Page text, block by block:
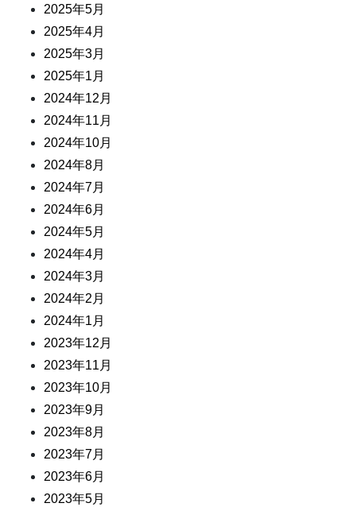
2025年5月
2025年4月
2025年3月
2025年1月
2024年12月
2024年11月
2024年10月
2024年8月
2024年7月
2024年6月
2024年5月
2024年4月
2024年3月
2024年2月
2024年1月
2023年12月
2023年11月
2023年10月
2023年9月
2023年8月
2023年7月
2023年6月
2023年5月